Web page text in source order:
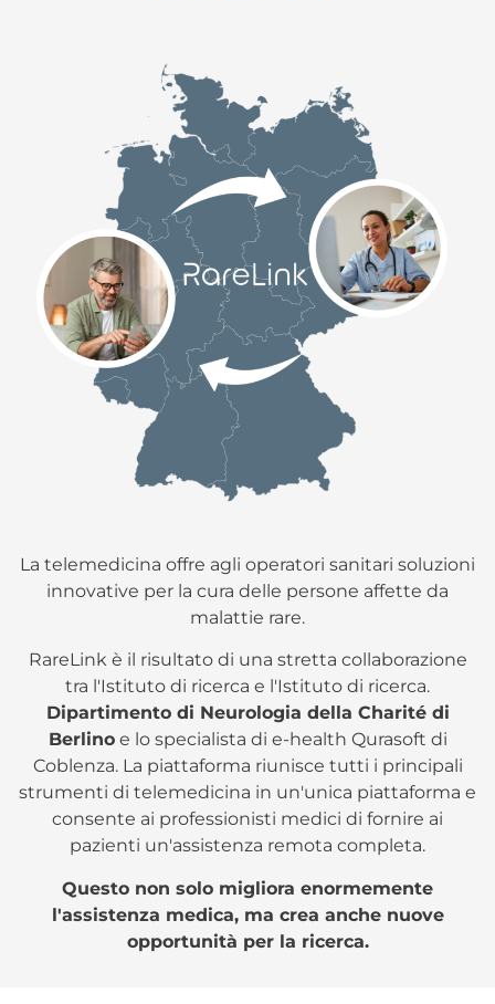
La telemedicina offre agli operatori sanitari soluzioni
innovative per la cura delle persone affette da
malattie rare.
RareLink è il risultato di una stretta collaborazione
tra l'Istituto di ricerca e l'Istituto di ricerca.
Dipartimento di Neurologia della Charité di
Berlinoe lo specialista di e-health Qurasoft di
Coblenza. La piattaforma riunisce tutti i principali
strumenti di telemedicina in un'unica piattaforma e
consente ai professionisti medici di fornire ai
pazienti un'assistenza remota completa.
Questo non solo migliora enormemente
l'assistenza medica, ma crea anche nuove
opportunità per la ricerca.